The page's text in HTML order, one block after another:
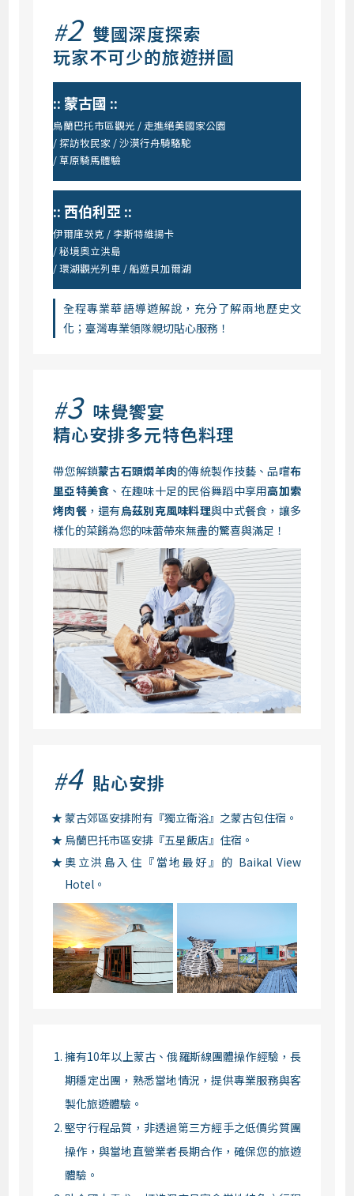
#2 雙國深度探索
玩家不可少的旅遊拼圖
:: 蒙古國 ::
烏蘭巴托市區觀光 / 走進絕美國家公園
/ 探訪牧民家 / 沙漠行舟騎駱駝
/ 草原騎馬體驗
:: 西伯利亞 ::
伊爾庫茨克 / 李斯特維揚卡
/ 秘境奧立洪島
/ 環湖觀光列車 / 船遊貝加爾湖
全程專業華語導遊解說，充分了解兩地歷史文
化；臺灣專業領隊親切貼心服務！
#3 味覺饗宴
精心安排多元特色料理
帶您解鎖蒙古石頭燜羊肉的傳統製作技藝、品嚐布
里亞特美食 、在趣味十足的民俗舞蹈中享用高加索
烤肉餐，還有烏茲別克風味料理與中式餐食，讓多
樣化的菜餚為您的味蕾帶來無盡的驚喜與滿足！
#4 貼心安排
蒙古郊區安排附有『獨立衛浴』之蒙古包住宿。
烏蘭巴托市區安排『五星飯店』住宿。
奧立洪島入住『當地最好』的 Baikal View
Hotel。
擁有10年以上蒙古、俄羅斯線團體操作經驗，長
期穩定出團，熟悉當地情況，提供專業服務與客
製化旅遊體驗。
堅守行程品質，非透過第三方經手之低價劣質團
操作，與當地直營業者長期合作，確保您的旅遊
體驗。